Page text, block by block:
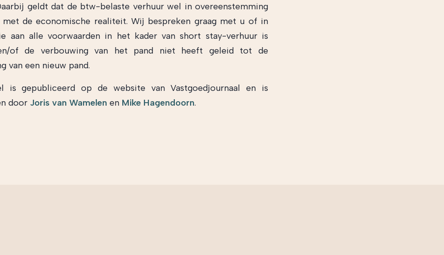
geldt dat de btw-belaste verhuur wel in overeenstemming
de economische realiteit. Wij bespreken graag met u of in
aan alle voorwaarden in het kader van short stay-verhuur is
of de verbouwing van het pand niet heeft geleid tot de
van een nieuw pand.
is gepubliceerd op de website van Vastgoedjournaal en is
door Joris van Wamelen en Mike Hagendoorn.